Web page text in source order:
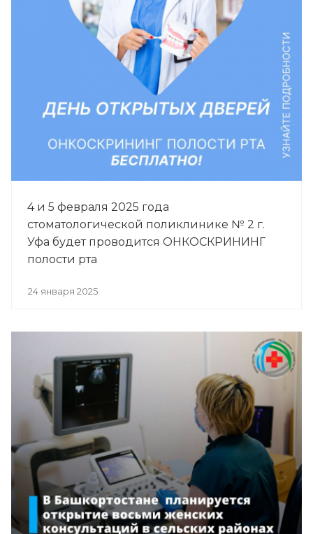
4 и 5 февраля 2025 года
стоматологической поликлинике № 2 г.
Уфа будет проводится ОНКОСКРИНИНГ
полости рта
24 января 2025